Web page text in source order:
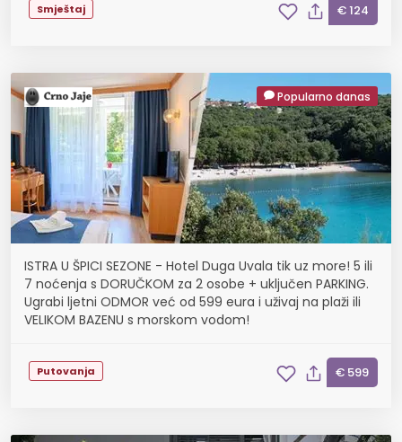
Smještaj € 124
Popularno danas
ISTRA U ŠPICI SEZONE - Hotel Duga Uvala tik uz more! 5 ili
7 noćenja s DORUČKOM za 2 osobe + uključen PARKING.
Ugrabi ljetni ODMOR već od 599 eura i uživaj na plaži ili
VELIKOM BAZENU s morskom vodom!
Putovanja € 599